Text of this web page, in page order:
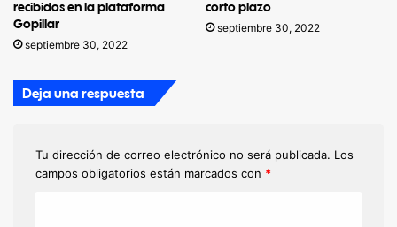
recibidos en la plataforma
Gopillar
septiembre 30, 2022
corto plazo
septiembre 30, 2022
Deja una respuesta
Tu dirección de correo electrónico no será publicada. Los
campos obligatorios están marcados con *